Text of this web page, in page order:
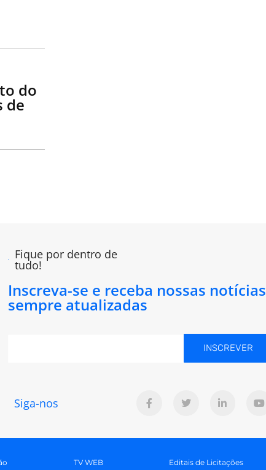
do
de
Fique por dentro de
tudo!
Inscreva-se e receba nossas notícias
sempre atualizadas
INSCREVER
Siga-nos
TV WEB Editais de Licitações